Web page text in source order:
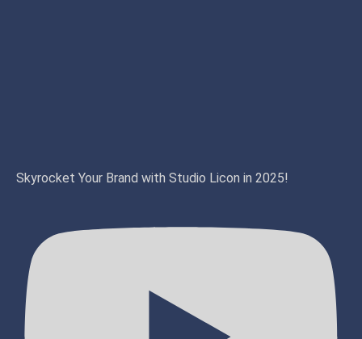
Skyrocket Your Brand with Studio Licon in 2025!